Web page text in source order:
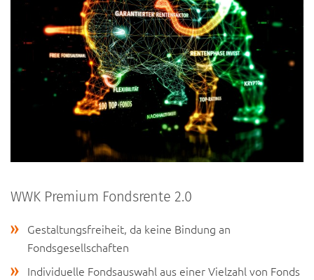
WWK Premium Fondsrente 2.0
Gestaltungsfreiheit, da keine Bindung an
Fondsgesellschaften
Individuelle Fondsauswahl aus einer Vielzahl von Fonds